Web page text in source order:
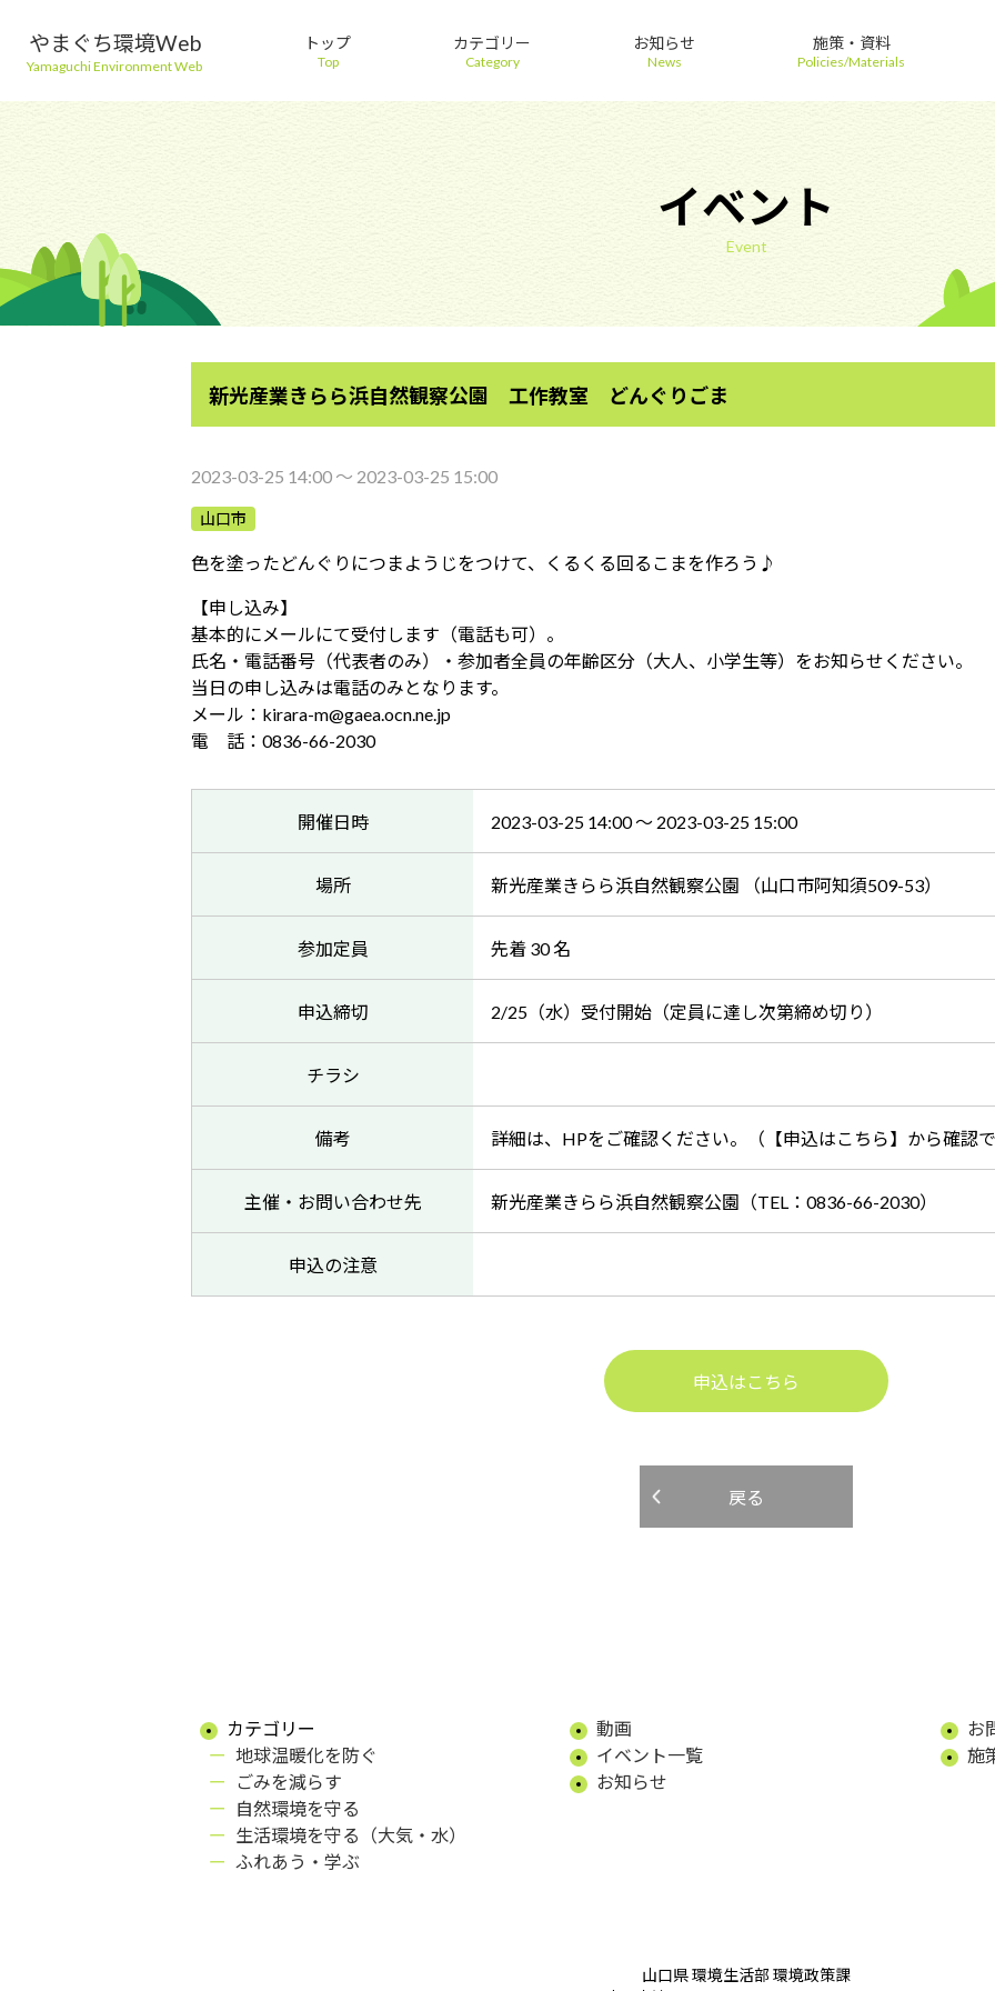
やまぐち環境Web
Yamaguchi Environment Web
トップ
Top
カテゴリー
Category
お知らせ
News
施策・資料
Policies/Materials
イベント
Event
新光産業きらら浜自然観察公園 工作教室 どんぐりごま
2023-03-25 14:00 〜 2023-03-25 15:00
山口市
色を塗ったどんぐりにつまようじをつけて、くるくる回るこまを作ろう♪
【申し込み】
基本的にメールにて受付します（電話も可）。
氏名・電話番号（代表者のみ）・参加者全員の年齢区分（大人、小学生等）をお知らせください。
当日の申し込みは電話のみとなります。
メール：kirara-m@gaea.ocn.ne.jp
電 話：0836-66-2030
開催日時 2023-03-25 14:00 〜 2023-03-25 15:00
場所 新光産業きらら浜自然観察公園 （山口市阿知須509-53）
参加定員 先着 30 名
申込締切 2/25（水）受付開始（定員に達し次第締め切り）
チラシ
備考 詳細は、HPをご確認ください。（【申込はこちら】から確認で
主催・お問い合わせ先 新光産業きらら浜自然観察公園（TEL：0836-66-2030）
申込の注意
申込はこちら
戻る
カテゴリー
地球温暖化を防ぐ
ごみを減らす
自然環境を守る
生活環境を守る（大気・水）
ふれあう・学ぶ
動画
イベント一覧
お知らせ
お
施
山口県 環境生活部 環境政策課